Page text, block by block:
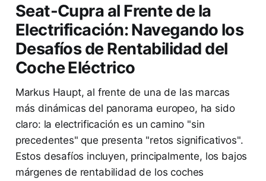
Seat-Cupra al Frente de la
Electrificación: Navegando los
Desafíos de Rentabilidad del
Coche Eléctrico
Markus Haupt, al frente de una de las marcas
más dinámicas del panorama europeo, ha sido
claro: la electrificación es un camino "sin
precedentes" que presenta "retos significativos".
Estos desafíos incluyen, principalmente, los bajos
márgenes de rentabilidad de los coches